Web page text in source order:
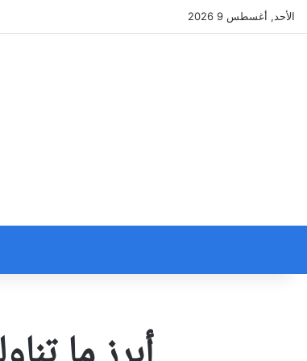
الأحد, أغسطس 9 2026